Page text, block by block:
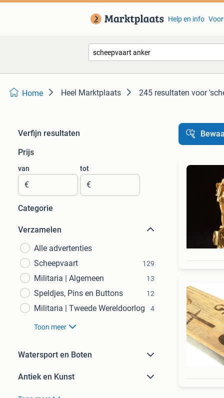
Help en info
Home Heel Marktplaats 245 resultaten voor
Verfijn resultaten
Prijs
van
€
tot
€
Categorie
Verzamelen
Alle advertenties
Scheepvaart
129
Militaria | Algemeen 13
Speldjes, Pins en Buttons 12
Militaria | Tweede Wereldoorlog 4
Toon meer
Watersport en Boten
Antiek en Kunst